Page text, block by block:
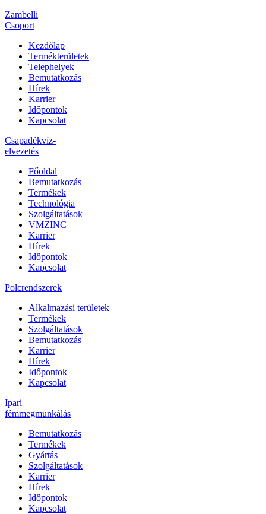
Zambelli
Csoport
Kezdőlap
Termékterületek
Telephelyek
Bemutatkozás
Hírek
Karrier
Időpontok
Kapcsolat
Csapadékvíz-
elvezetés
Főoldal
Bemutatkozás
Termékek
Technológia
Szolgáltatások
VMZINC
Karrier
Hírek
Időpontok
Kapcsolat
Polcrendszerek
Alkalmazási területek
Termékek
Szolgáltatások
Bemutatkozás
Karrier
Hírek
Időpontok
Kapcsolat
Ipari
fémmegmunkálás
Bemutatkozás
Termékek
Gyártás
Szolgáltatások
Karrier
Hírek
Időpontok
Kapcsolat